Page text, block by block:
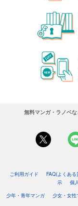
無料マンガ・ラノベ
ご利用ガイド FAQ(よくある
示
個
少年・青年マンガ
少女・女性